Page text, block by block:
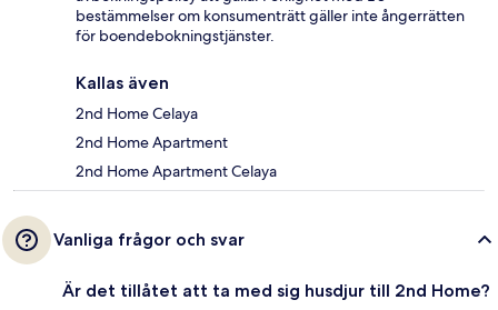
bestämmelser om konsumenträtt gäller inte ångerrätten
för boendebokningstjänster.
Kallas även
2nd Home Celaya
2nd Home Apartment
2nd Home Apartment Celaya
Vanliga frågor och svar
Är det tillåtet att ta med sig husdjur till 2nd Home?